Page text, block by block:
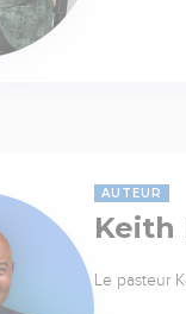
AUTEUR
Keith
Le pasteur